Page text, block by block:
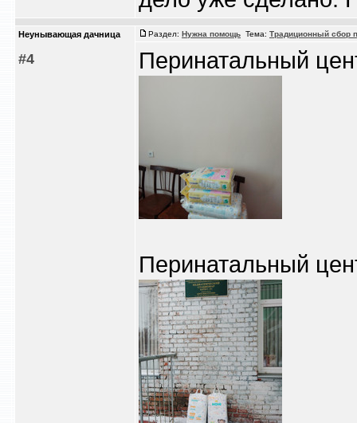
Heyнывaющая дaчницa
#4
Раздел: Нужна помощь Тема: Традиционный сбор
Перинатальный
Перинатальный